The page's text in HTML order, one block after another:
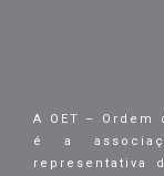
A OET –
é a
representativa